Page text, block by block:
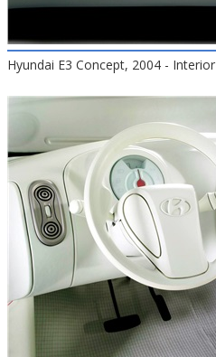
Hyundai E3 Concept, 2004 - Interior